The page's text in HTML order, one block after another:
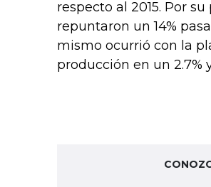
respecto al 2015. Por
repuntaron un 14%
mismo ocurrió con la
producción en un 2.7%